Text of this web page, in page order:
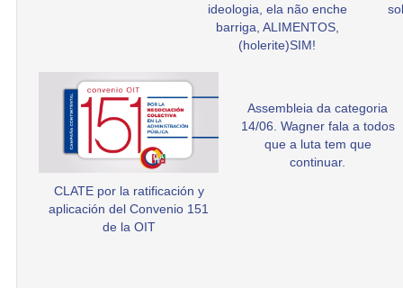
ideologia, ela não enche
barriga, ALIMENTOS,
(holerite)SIM!
CLATE por la ratificación y
aplicación del Convenio 151
de la OIT
Assembleia da categoria
14/06. Wagner fala a todos
que a luta tem que
continuar.